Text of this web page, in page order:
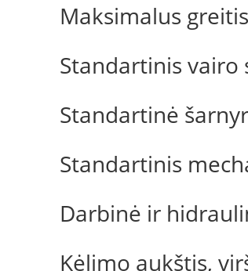
Maksimalus
Standartinis vairo
Standartinė
Standartinis
Darbinė ir
Kėlimo aukštis,